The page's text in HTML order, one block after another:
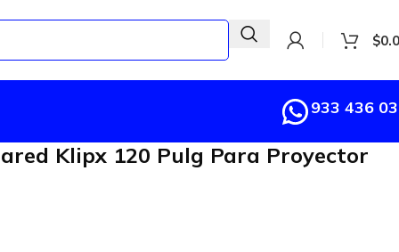
$
933 436
Klipx 120 Pulg Para Proyector